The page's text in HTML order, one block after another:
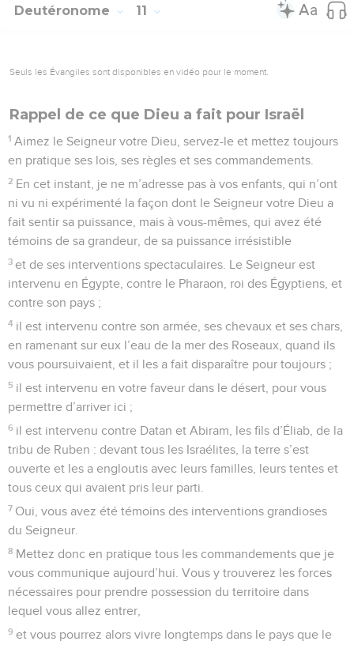
Deutéronome 11
Seuls les Évangiles sont disponibles en vidéo pour le moment.
Rappel de ce que Dieu a fait pour Israël
1 Aimez le Seigneur votre Dieu, servez-le et mettez toujours
en pratique ses lois, ses règles et ses commandements.
2 En cet instant, je ne m’adresse pas à vos enfants, qui n’ont
ni vu ni expérimenté la façon dont le Seigneur votre Dieu a
fait sentir sa puissance, mais à vous-mêmes, qui avez été
témoins de sa grandeur, de sa puissance irrésistible
3 et de ses interventions spectaculaires. Le Seigneur est
intervenu en Égypte, contre le Pharaon, roi des Égyptiens, et
contre son pays ;
4 il est intervenu contre son armée, ses chevaux et ses chars,
en ramenant sur eux l’eau de la mer des Roseaux, quand ils
vous poursuivaient, et il les a fait disparaître pour toujours ;
5 il est intervenu en votre faveur dans le désert, pour vous
permettre d’arriver ici ;
6 il est intervenu contre Datan et Abiram, les fils d’Éliab, de la
tribu de Ruben : devant tous les Israélites, la terre s’est
ouverte et les a engloutis avec leurs familles, leurs tentes et
tous ceux qui avaient pris leur parti.
7 Oui, vous avez été témoins des interventions grandioses
du Seigneur.
8 Mettez donc en pratique tous les commandements que je
vous communique aujourd’hui. Vous y trouverez les forces
nécessaires pour prendre possession du territoire dans
lequel vous allez entrer,
9 et vous pourrez alors vivre longtemps dans le pays que le